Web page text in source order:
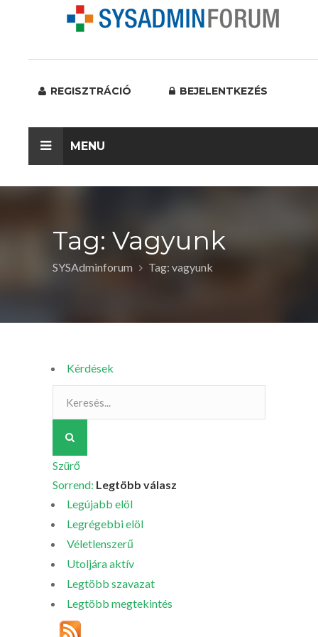
REGISZTRÁCIÓ BEJELENTKEZÉS
MENU
Tag: Vagyunk
SYSAdminforum Tag: vagyunk
Kérdések
Szürő
Sorrend: Legtöbb válasz
Legújabb elöl
Legrégebbi elöl
Véletlenszerű
Utoljára aktív
Legtöbb szavazat
Legtöbb megtekintés